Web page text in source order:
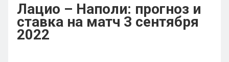
Лацио – Наполи: прогноз и
ставка на матч 3 сентября
2022